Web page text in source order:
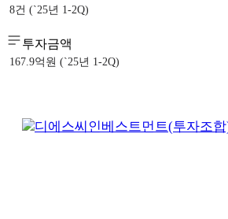
8건 (`25년 1-2Q)
투자금액
167.9억원 (`25년 1-2Q)
디에스씨인베스트먼트(투자조